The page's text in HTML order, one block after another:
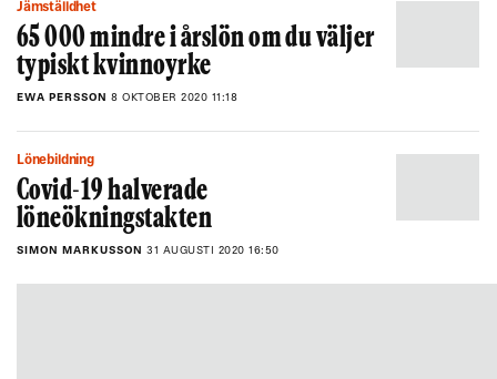
Jämställdhet
65 000 mindre i årslön om du väljer
typiskt kvinnoyrke
EWA PERSSON 8 OKTOBER 2020 11:18
Lönebildning
Covid-19 halverade
löneökningstakten
SIMON MARKUSSON 31 AUGUSTI 2020 16:50